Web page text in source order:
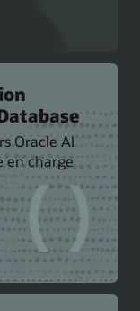
Oracle AI
en charge